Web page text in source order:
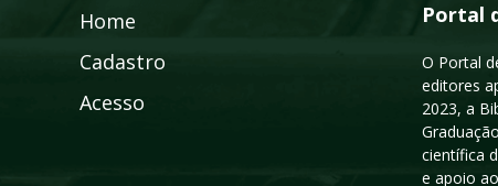
Home
Cadastro
Acesso
Portal
O Portal
editores
2023, a
científica
e apoio